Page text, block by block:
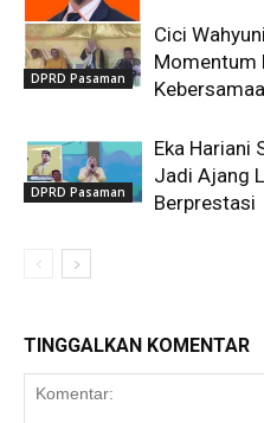
DPRD Pasaman
DPRD Pasaman
Cici
Momentum
DPRD Pasaman
Eka Hariani
Jadi Ajang
Berprestasi
TINGGALKAN KOMENTAR